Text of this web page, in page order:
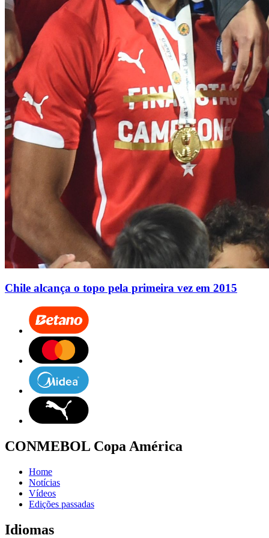
Chile alcança o topo pela primeira vez em 2015
CONMEBOL Copa América
Home
Notícias
Vídeos
Edições passadas
Idiomas